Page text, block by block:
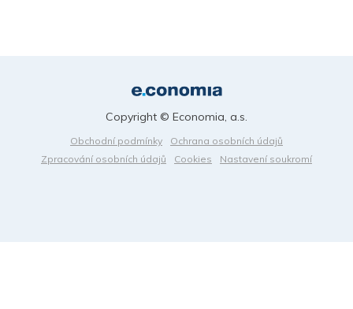
Obchodní podmínky
Ochrana osobních údajů
Zpracování osobních údajů
Cookies Nastavení soukromí
Copyright © Economia, a.s.